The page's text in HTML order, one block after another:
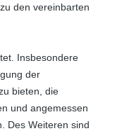
den vereinbarten
Insbesondere
der
bieten, die
und angemessen
Des Weiteren sind